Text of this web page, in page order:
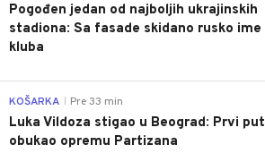
Pogođen jedan od najboljih ukrajinskih
stadiona: Sa fasade skidano rusko ime
kluba
KOŠARKA Pre 33 min
Luka Vildoza stigao u Beograd: Prvi put
obukao opremu Partizana